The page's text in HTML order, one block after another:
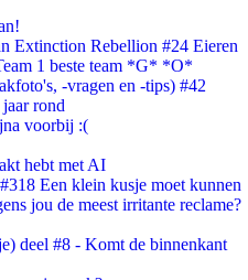
Extinction Rebellion #24 Eieren
1 beste team *G* *O*
-vragen en -tips) #42
rond
voorbij :(
hebt met AI
Een klein kusje moet kunnen
jou de meest irritante reclame?
deel #8 - Komt de binnenkant